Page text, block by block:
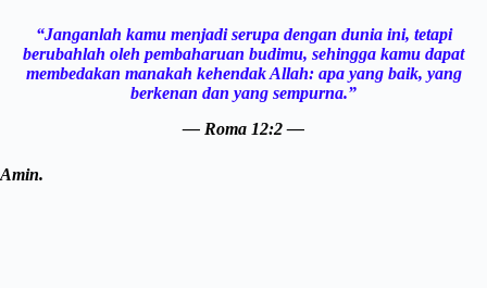
“Janganlah kamu menjadi serupa dengan dunia ini, tetapi
berubahlah oleh pembaharuan budimu, sehingga kamu dapat
membedakan manakah kehendak Allah: apa yang baik, yang
berkenan dan yang sempurna.”
— Roma 12:2 —
Amin.